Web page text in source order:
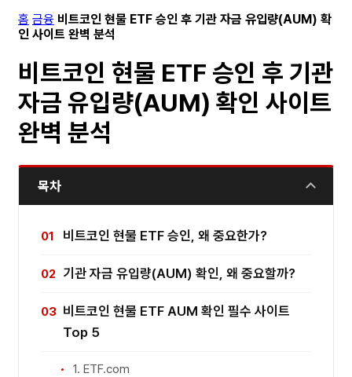
홈 금융 비트코인 현물 ETF 승인 후 기관 자금 유입량(AUM) 확
인 사이트 완벽 분석
비트코인 현물 ETF 승인 후 기관
자금 유입량(AUM) 확인 사이트
완벽 분석
목차
비트코인 현물 ETF 승인, 왜 중요한가?
기관 자금 유입량(AUM) 확인, 왜 중요할까?
비트코인 현물 ETF AUM 확인 필수 사이트
Top 5
1. ETF.com